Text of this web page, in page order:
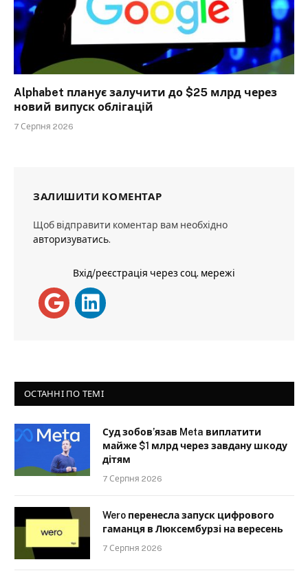
Alphabet планує залучити до $25 млрд через
новий випуск облігацій
7 Серпня 2026
ЗАЛИШИТИ КОМЕНТАР
Щоб відправити коментар вам необхідно
авторизуватись.
Вхід/реєстрація через соц. мережі
ОСТАННІ ПО ТЕМІ
Суд зобов’язав Meta виплатити
майже $1 млрд через завдану шкоду
дітям
7 Серпня 2026
Wero перенесла запуск цифрового
гаманця в Люксембурзі на вересень
7 Серпня 2026